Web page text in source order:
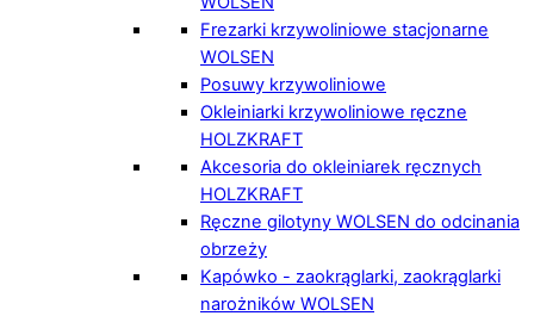
Frezarki krzywoliniowe stacjonarne
WOLSEN
Posuwy krzywoliniowe
Okleiniarki krzywoliniowe ręczne
HOLZKRAFT
Akcesoria do okleiniarek ręcznych
HOLZKRAFT
Ręczne gilotyny WOLSEN do odcinania
obrzeży
Kapówko - zaokrąglarki, zaokrąglarki
narożników WOLSEN